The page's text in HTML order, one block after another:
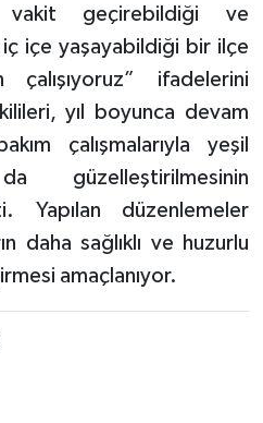
vakit geçirebildiği ve
içe yaşayabildiği bir ilçe
ifadelerini
yıl boyunca devam
çalışmalarıyla yeşil
güzelleştirilmesinin
Yapılan düzenlemeler
daha sağlıklı ve huzurlu
amaçlanıyor.